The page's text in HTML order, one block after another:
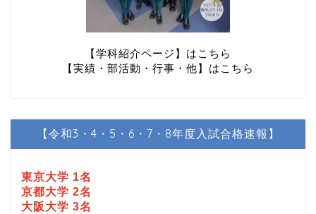
【学科紹介ページ】はこちら
【実績・部活動・行事・他】はこちら
【令和3・4・5・6・7・8年度入試合格速報】
東京大学 1名
京都大学 2名
大阪大学 3名